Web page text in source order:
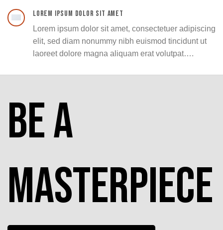
LOREM IPSUM DOLOR SIT AMET
Lorem ipsum dolor sit amet, consectetuer adipiscing
elit, sed diam nonummy nibh euismod tincidunt ut
laoreet dolore magna aliquam erat volutpat….
Be a
masterpiece